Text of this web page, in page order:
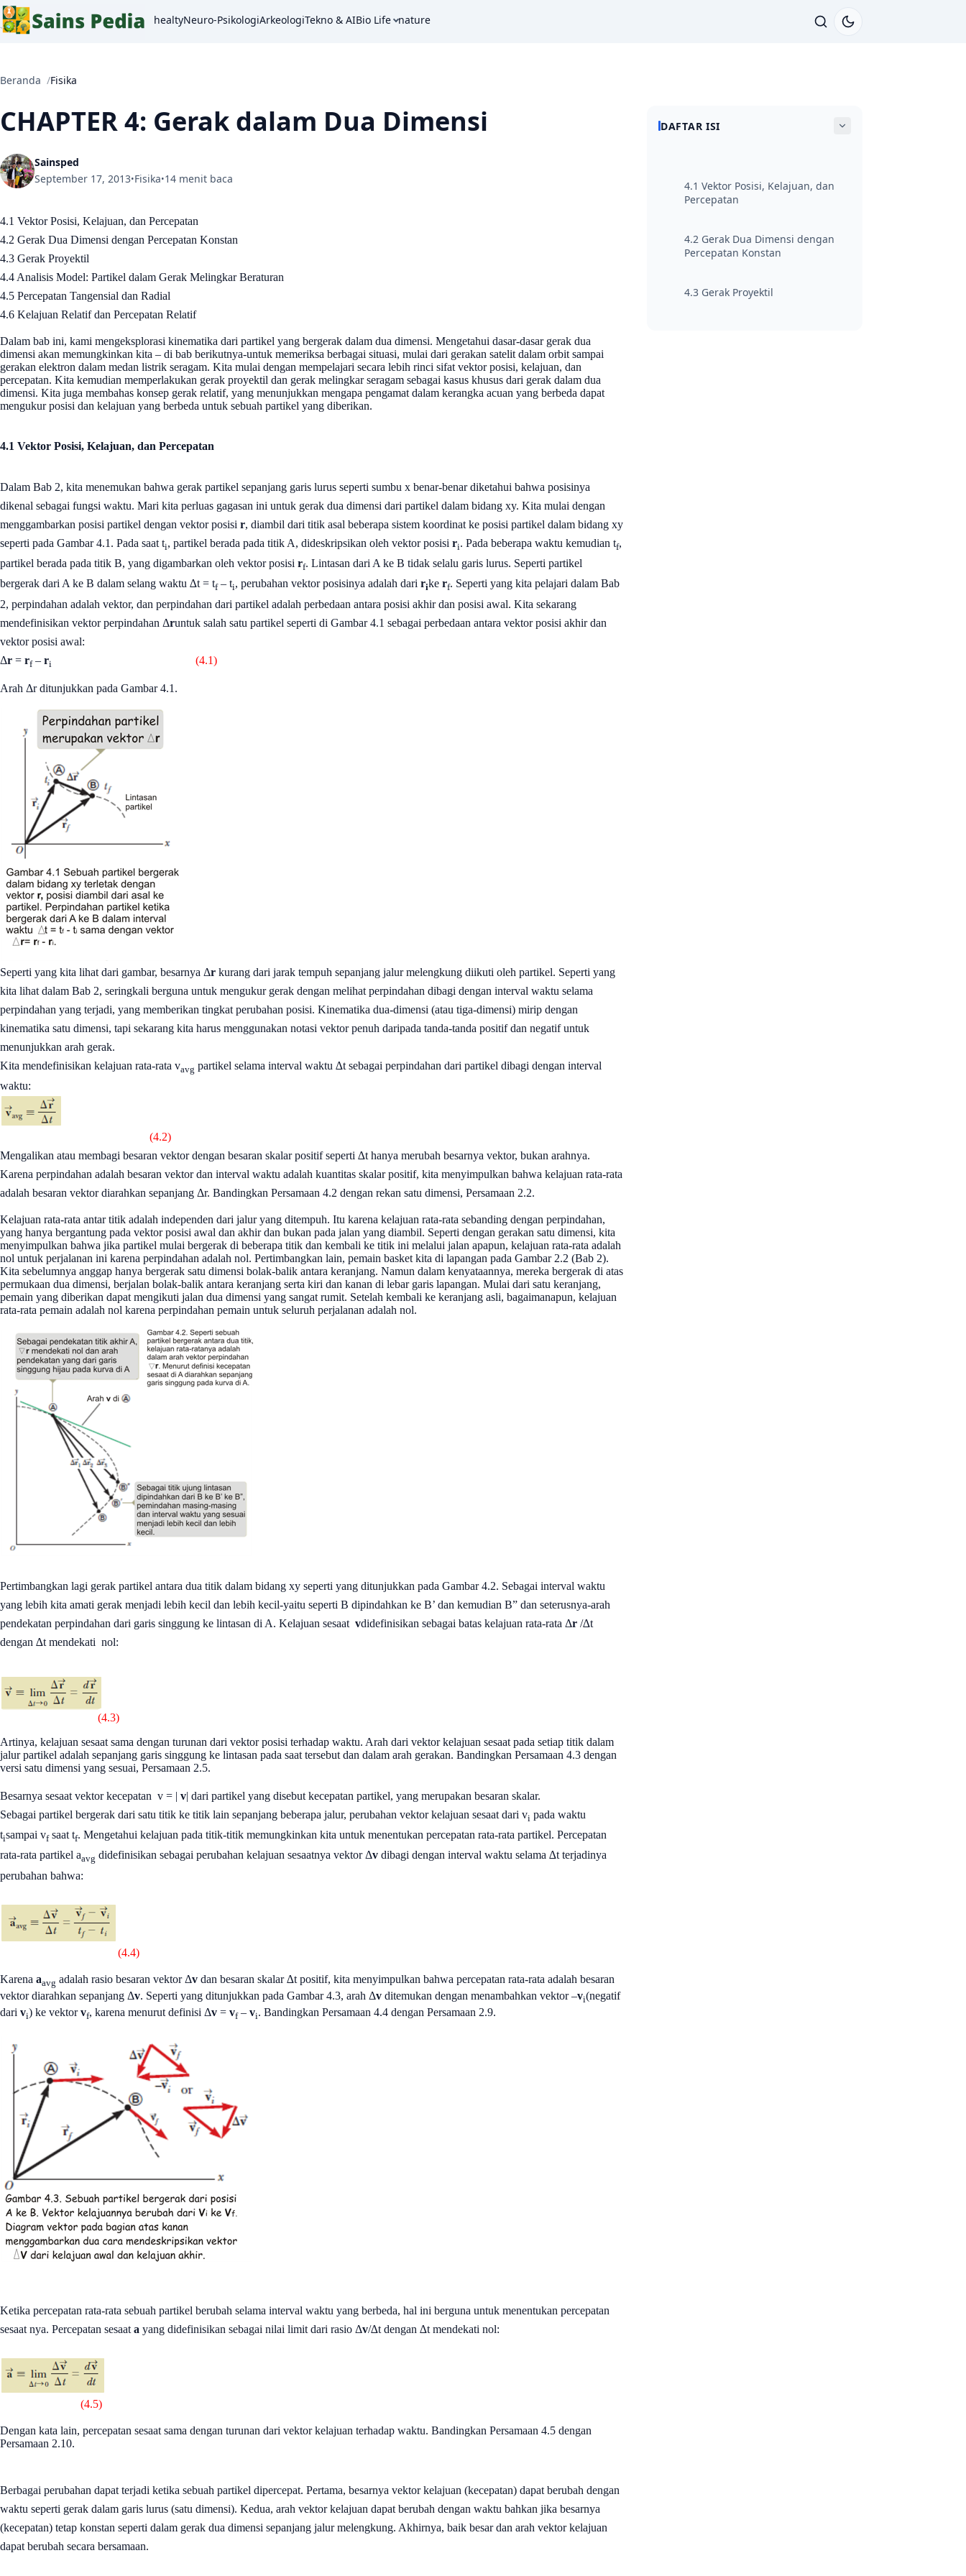
healtyNeuro-PsikologiArkeologiTekno & AIBio Life nature
Beranda Fisika
CHAPTER 4: Gerak dalam Dua Dimensi
Sainsped
September 17, 2013•Fisika•14 menit baca
4.1 Vektor Posisi, Kelajuan, dan Percepatan
4.2 Gerak Dua Dimensi dengan Percepatan Konstan
4.3 Gerak Proyektil
4.4 Analisis Model: Partikel dalam Gerak Melingkar Beraturan
4.5 Percepatan Tangensial dan Radial
4.6 Kelajuan Relatif dan Percepatan Relatif
Dalam bab ini, kami mengeksplorasi kinematika dari partikel yang bergerak dalam dua dimensi. Mengetahui dasar-dasar gerak dua
dimensi akan memungkinkan kita – di bab berikutnya-untuk memeriksa berbagai situasi, mulai dari gerakan satelit dalam orbit sampai
gerakan elektron dalam medan listrik seragam. Kita mulai dengan mempelajari secara lebih rinci sifat vektor posisi, kelajuan, dan
percepatan. Kita kemudian memperlakukan gerak proyektil dan gerak melingkar seragam sebagai kasus khusus dari gerak dalam dua
dimensi. Kita juga membahas konsep gerak relatif, yang menunjukkan mengapa pengamat dalam kerangka acuan yang berbeda dapat
mengukur posisi dan kelajuan yang berbeda untuk sebuah partikel yang diberikan.
4.1 Vektor Posisi, Kelajuan, dan Percepatan
Dalam Bab 2, kita menemukan bahwa gerak partikel sepanjang garis lurus seperti sumbu x benar-benar diketahui bahwa posisinya
dikenal sebagai fungsi waktu. Mari kita perluas gagasan ini untuk gerak dua dimensi dari partikel dalam bidang xy. Kita mulai dengan
menggambarkan posisi partikel dengan vektor posisi r, diambil dari titik asal beberapa sistem koordinat ke posisi partikel dalam bidang xy
seperti pada Gambar 4.1. Pada saat ti, partikel berada pada titik A, dideskripsikan oleh vektor posisi ri. Pada beberapa waktu kemudian tf,
partikel berada pada titik B, yang digambarkan oleh vektor posisi rf. Lintasan dari A ke B tidak selalu garis lurus. Seperti partikel
bergerak dari A ke B dalam selang waktu ∆t = tf– ti, perubahan vektor posisinya adalah dari rike rf. Seperti yang kita pelajari dalam Bab
2, perpindahan adalah vektor, dan perpindahan dari partikel adalah perbedaan antara posisi akhir dan posisi awal. Kita sekarang
mendefinisikan vektor perpindahan Δruntuk salah satu partikel seperti di Gambar 4.1 sebagai perbedaan antara vektor posisi akhir dan
vektor posisi awal:
Δr = rf– ri (4.1)
Arah Δr ditunjukkan pada Gambar 4.1.
Seperti yang kita lihat dari gambar, besarnya Δr kurang dari jarak tempuh sepanjang jalur melengkung diikuti oleh partikel. Seperti yang
kita lihat dalam Bab 2, seringkali berguna untuk mengukur gerak dengan melihat perpindahan dibagi dengan interval waktu selama
perpindahan yang terjadi, yang memberikan tingkat perubahan posisi. Kinematika dua-dimensi (atau tiga-dimensi) mirip dengan
kinematika satu dimensi, tapi sekarang kita harus menggunakan notasi vektor penuh daripada tanda-tanda positif dan negatif untuk
menunjukkan arah gerak.
Kita mendefinisikan kelajuan rata-rata vavg partikel selama interval waktu ∆t sebagai perpindahan dari partikel dibagi dengan interval
waktu:
(4.2)
Mengalikan atau membagi besaran vektor dengan besaran skalar positif seperti ∆t hanya merubah besarnya vektor, bukan arahnya.
Karena perpindahan adalah besaran vektor dan interval waktu adalah kuantitas skalar positif, kita menyimpulkan bahwa kelajuan rata-rata
adalah besaran vektor diarahkan sepanjang Δr. Bandingkan Persamaan 4.2 dengan rekan satu dimensi, Persamaan 2.2.
Kelajuan rata-rata antar titik adalah independen dari jalur yang ditempuh. Itu karena kelajuan rata-rata sebanding dengan perpindahan,
yang hanya bergantung pada vektor posisi awal dan akhir dan bukan pada jalan yang diambil. Seperti dengan gerakan satu dimensi, kita
menyimpulkan bahwa jika partikel mulai bergerak di beberapa titik dan kembali ke titik ini melalui jalan apapun, kelajuan rata-rata adalah
nol untuk perjalanan ini karena perpindahan adalah nol. Pertimbangkan lain, pemain basket kita di lapangan pada Gambar 2.2 (Bab 2).
Kita sebelumnya anggap hanya bergerak satu dimensi bolak-balik antara keranjang. Namun dalam kenyataannya, mereka bergerak di atas
permukaan dua dimensi, berjalan bolak-balik antara keranjang serta kiri dan kanan di lebar garis lapangan. Mulai dari satu keranjang,
pemain yang diberikan dapat mengikuti jalan dua dimensi yang sangat rumit. Setelah kembali ke keranjang asli, bagaimanapun, kelajuan
rata-rata pemain adalah nol karena perpindahan pemain untuk seluruh perjalanan adalah nol.
Pertimbangkan lagi gerak partikel antara dua titik dalam bidang xy seperti yang ditunjukkan pada Gambar 4.2. Sebagai interval waktu
yang lebih kita amati gerak menjadi lebih kecil dan lebih kecil-yaitu seperti B dipindahkan ke B’ dan kemudian B” dan seterusnya-arah
pendekatan perpindahan dari garis singgung ke lintasan di A. Kelajuan sesaat vdidefinisikan sebagai batas kelajuan rata-rata Δr /∆t
dengan ∆t mendekati nol:
(4.3)
Artinya, kelajuan sesaat sama dengan turunan dari vektor posisi terhadap waktu. Arah dari vektor kelajuan sesaat pada setiap titik dalam
jalur partikel adalah sepanjang garis singgung ke lintasan pada saat tersebut dan dalam arah gerakan. Bandingkan Persamaan 4.3 dengan
versi satu dimensi yang sesuai, Persamaan 2.5.
Besarnya sesaat vektor kecepatan v = | v| dari partikel yang disebut kecepatan partikel, yang merupakan besaran skalar.
Sebagai partikel bergerak dari satu titik ke titik lain sepanjang beberapa jalur, perubahan vektor kelajuan sesaat dari vi pada waktu
tisampai vfsaat tf. Mengetahui kelajuan pada titik-titik memungkinkan kita untuk menentukan percepatan rata-rata partikel. Percepatan
rata-rata partikel aavg didefinisikan sebagai perubahan kelajuan sesaatnya vektor Δv dibagi dengan interval waktu selama ∆t terjadinya
perubahan bahwa:
(4.4)
Karena aavg adalah rasio besaran vektor Δv dan besaran skalar ∆t positif, kita menyimpulkan bahwa percepatan rata-rata adalah besaran
vektor diarahkan sepanjang Δv. Seperti yang ditunjukkan pada Gambar 4.3, arah Δv ditemukan dengan menambahkan vektor –vi(negatif
dari vi) ke vektorvf, karena menurut definisi Δv = vf– vi. Bandingkan Persamaan 4.4 dengan Persamaan 2.9.
Ketika percepatan rata-rata sebuah partikel berubah selama interval waktu yang berbeda, hal ini berguna untuk menentukan percepatan
sesaat nya. Percepatan sesaat a yang didefinisikan sebagai nilai limit dari rasio Δv/∆t dengan ∆t mendekati nol:
(4.5)
Dengan kata lain, percepatan sesaat sama dengan turunan dari vektor kelajuan terhadap waktu. Bandingkan Persamaan 4.5 dengan
Persamaan 2.10.
Berbagai perubahan dapat terjadi ketika sebuah partikel dipercepat. Pertama, besarnya vektor kelajuan (kecepatan) dapat berubah dengan
waktu seperti gerak dalam garis lurus (satu dimensi). Kedua, arah vektor kelajuan dapat berubah dengan waktu bahkan jika besarnya
(kecepatan) tetap konstan seperti dalam gerak dua dimensi sepanjang jalur melengkung. Akhirnya, baik besar dan arah vektor kelajuan
dapat berubah secara bersamaan.
DAFTAR ISI
4.1 Vektor Posisi, Kelajuan, dan
Percepatan
4.2 Gerak Dua Dimensi dengan
Percepatan Konstan
4.3 Gerak Proyektil